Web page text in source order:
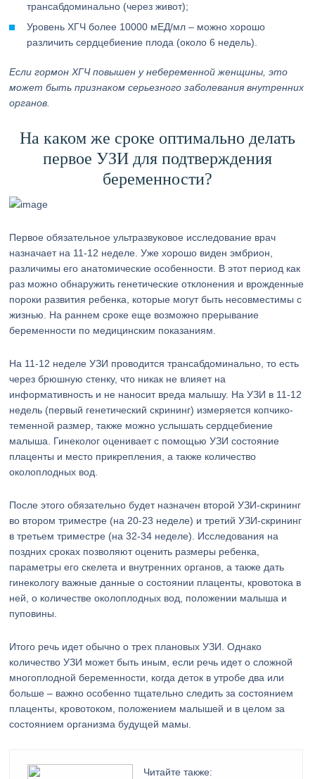
трансабдоминально (через живот);
Уровень ХГЧ более 10000 мЕД/мл – можно хорошо
различить сердцебиение плода (около 6 недель).
Если гормон ХГЧ повышен у небеременной женщины, это
может быть признаком серьезного заболевания внутренних
органов.
На каком же сроке оптимально делать
первое УЗИ для подтверждения
беременности?
Первое обязательное ультразвуковое исследование врач
назначает на 11-12 неделе. Уже хорошо виден эмбрион,
различимы его анатомические особенности. В этот период как
раз можно обнаружить генетические отклонения и врожденные
пороки развития ребенка, которые могут быть несовместимы с
жизнью. На раннем сроке еще возможно прерывание
беременности по медицинским показаниям.
На 11-12 неделе УЗИ проводится трансабдоминально, то есть
через брюшную стенку, что никак не влияет на
информативность и не наносит вреда малышу. На УЗИ в 11-12
недель (первый генетический скрининг) измеряется копчико-
теменной размер, также можно услышать сердцебиение
малыша. Гинеколог оценивает с помощью УЗИ состояние
плаценты и место прикрепления, а также количество
околоплодных вод.
После этого обязательно будет назначен второй УЗИ-скрининг
во втором триместре (на 20-23 неделе) и третий УЗИ-скрининг
в третьем триместре (на 32-34 неделе). Исследования на
поздних сроках позволяют оценить размеры ребенка,
параметры его скелета и внутренних органов, а также дать
гинекологу важные данные о состоянии плаценты, кровотока в
ней, о количестве околоплодных вод, положении малыша и
пуповины.
Итого речь идет обычно о трех плановых УЗИ. Однако
количество УЗИ может быть иным, если речь идет о сложной
многоплодной беременности, когда деток в утробе два или
больше – важно особенно тщательно следить за состоянием
плаценты, кровотоком, положением малышей и в целом за
состоянием организма будущей мамы.
Читайте также: